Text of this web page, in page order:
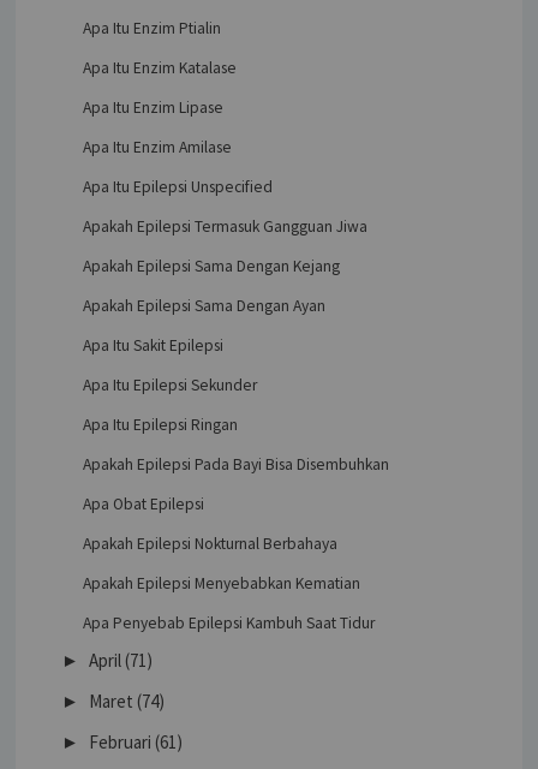
Apa Itu Enzim Ptialin
Apa Itu Enzim Katalase
Apa Itu Enzim Lipase
Apa Itu Enzim Amilase
Apa Itu Epilepsi Unspecified
Apakah Epilepsi Termasuk Gangguan Jiwa
Apakah Epilepsi Sama Dengan Kejang
Apakah Epilepsi Sama Dengan Ayan
Apa Itu Sakit Epilepsi
Apa Itu Epilepsi Sekunder
Apa Itu Epilepsi Ringan
Apakah Epilepsi Pada Bayi Bisa Disembuhkan
Apa Obat Epilepsi
Apakah Epilepsi Nokturnal Berbahaya
Apakah Epilepsi Menyebabkan Kematian
Apa Penyebab Epilepsi Kambuh Saat Tidur
►April (71)
► Maret (74)
► Februari (61)